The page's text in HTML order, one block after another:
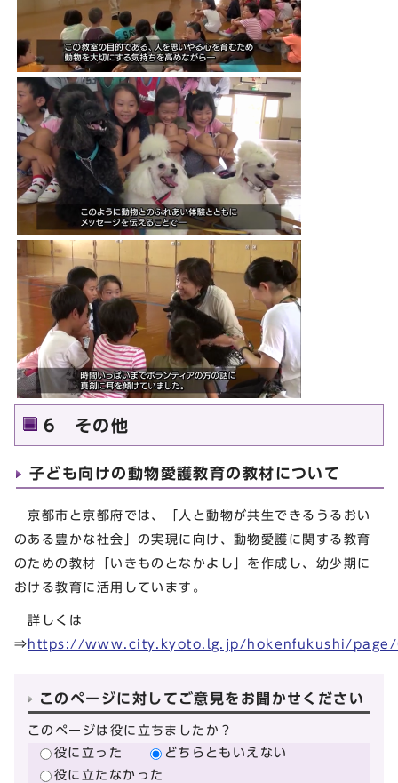
6 その他
子ども向けの動物愛護教育の教材について
京都市と京都府では、「人と動物が共生できるうるおい
のある豊かな社会」の実現に向け、動物愛護に関する教育
のための教材「いきものとなかよし」を作成し、幼少期に
おける教育に活用しています。
詳しくは
⇒ https://www.city.kyoto.lg.jp/hokenfukushi/page/
このページに対してご意見をお聞かせください
このページは役に立ちましたか？
役に立った
どちらともいえない
役に立たなかった